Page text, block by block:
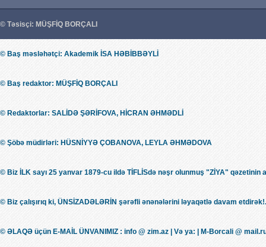
© Təsisçi: MÜŞFİQ BORÇALI
© Baş məsləhətçi: Akademik İSA HƏBİBBƏYLİ
© Baş redaktor: MÜŞFİQ BORÇALI
© Redaktorlar: SALİDƏ ŞƏRİFOVA, HİCRAN ƏHMƏDLİ
© Şöbə müdirləri: HÜSNİYYƏ ÇOBANOVA, LEYLA ƏHMƏDOVA
© Biz İLK sayı 25 yanvar 1879-cu ildə TİFLİSdə nəşr olunmuş "ZİYA" qəzetinin
© Biz çalışırıq ki, ÜNSİZADƏLƏRİN şərəfli ənənələrini ləyaqətlə davam
© ƏLAQƏ üçün E-MAİL ÜNVANIMIZ : info @ zim.az | Və ya: | M-Borcali @